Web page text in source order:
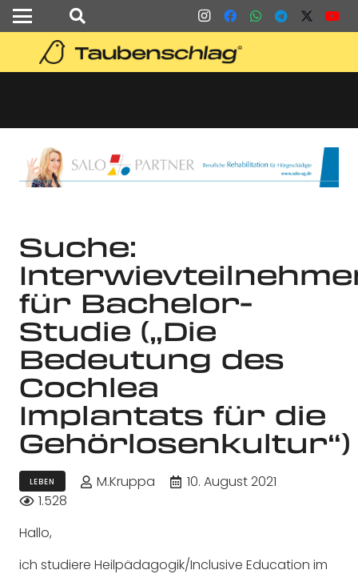
Suche:
für Bachelor-
Studie („Die
Bedeutung des
Cochlea
Implantats für die
Gehörlosenkultur“)
LEBEN M.Kruppa
10. August 2021
1.528
Hallo,
ich studiere Heilpädagogik/Inclusive Education im